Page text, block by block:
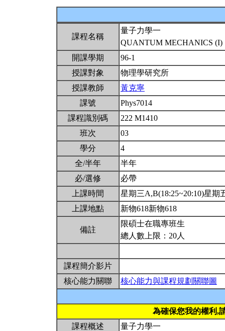
課程名稱
量子力學一
QUANTUM MECHANICS (I)
開課學期
96-1
授課對象
物理學研究所
授課教師
黃克寧
課號
Phys7014
課程識別碼
222 M1410
班次
03
學分
4
全/半年
半年
必/選修
必帶
上課時間
星期三A,B(18:25~20:10)星期
上課地點
新物618新物618
備註
限碩士在職專班生
總人數上限：20人
課程簡介影片
核心能力關聯
核心能力與課程規劃關聯圖
為確保您我的權利,
課程概述
量子力學一